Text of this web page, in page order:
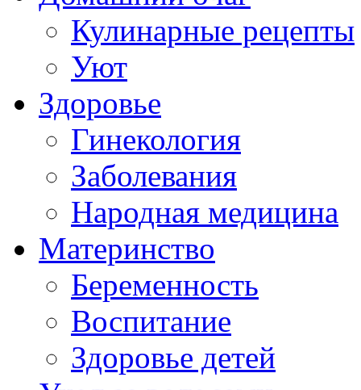
Кулинарные рецепты
Уют
Здоровье
Гинекология
Заболевания
Народная медицина
Материнство
Беременность
Воспитание
Здоровье детей